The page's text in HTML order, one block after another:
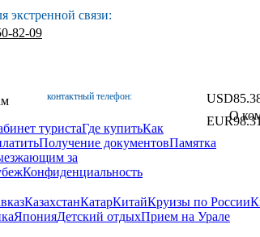
экстренной связи:
82-09
контактный телефон: USD
EUR
туристаГде купитьКак
Получение документовПамятка
за
Конфиденциальность
О
КазахстанКатарКитайКруизы по России
ЯпонияДетский отдыхПрием на Урале